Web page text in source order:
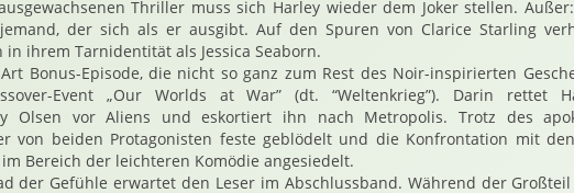
Thriller muss sich Harley wieder dem Joker stellen.
jemand, der sich als er ausgibt. Auf den Spuren von Clarice Starling
in ihrem Tarnidentität als Jessica Seaborn.
Bonus-Episode, die nicht so ganz zum Rest des Noir-inspirierten
Event „Our Worlds at War” (dt. “Weltenkrieg”). Darin rettet
Olsen vor Aliens und eskortiert ihn nach Metropolis. Trotz des
von beiden Protagonisten feste geblödelt und die Konfrontation mit
Bereich der leichteren Komödie angesiedelt.
der Gefühle erwartet den Leser im Abschlussband. Während der Großteil